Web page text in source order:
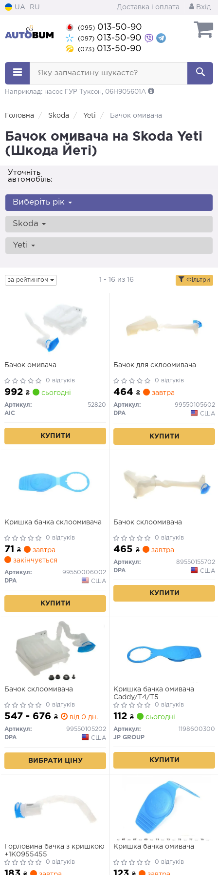
UA RU Доставка і оплата Вхід
(095) 013-50-90
(097) 013-50-90
(073) 013-50-90
Яку запчастину шукаєте?
Наприклад: насос ГУР Туксон, 06H905601A
Головна Skoda Yeti Бачок омивача
Бачок омивача на Skoda Yeti
(Шкода Йеті)
Уточніть
автомобіль:
Виберіть рік
Skoda
Yeti
за рейтингом 1 - 16 из 16 Фільтри
Бачок омивача
0 відгуків
992 ₴ сьогодні
Артикул:
52820
AIC
КУПИТИ
Бачок для склоомивача
0 відгуків
464 ₴ завтра
Артикул:
99550105602
DPA
США
КУПИТИ
Кришка бачка склоомивача
0 відгуків
71 ₴
завтра
закінчується
Артикул:
99550006002
DPA
США
КУПИТИ
Бачок склоомивача
0 відгуків
465 ₴ завтра
Артикул:
89550155702
DPA
США
КУПИТИ
Бачок склоомивача
0 відгуків
547 - 676 ₴ від 0 дн.
Артикул:
99550105202
DPA
США
ВИБРАТИ ЦІНУ
Кришка бачка омивача
Caddy/T4/T5
0 відгуків
112 ₴ сьогодні
Артикул:
1198600300
JP GROUP
КУПИТИ
Горловина бачка з кришкою
+1K0955455
0 відгуків
Кришка бачка омивача
0 відгуків